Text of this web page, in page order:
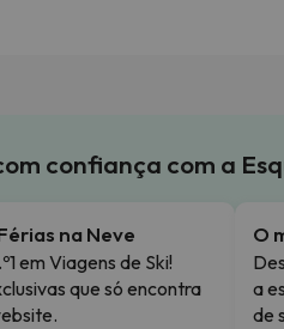
confiança com a
na Neve
em Viagens de Ski!
que só encontra
O
a
de